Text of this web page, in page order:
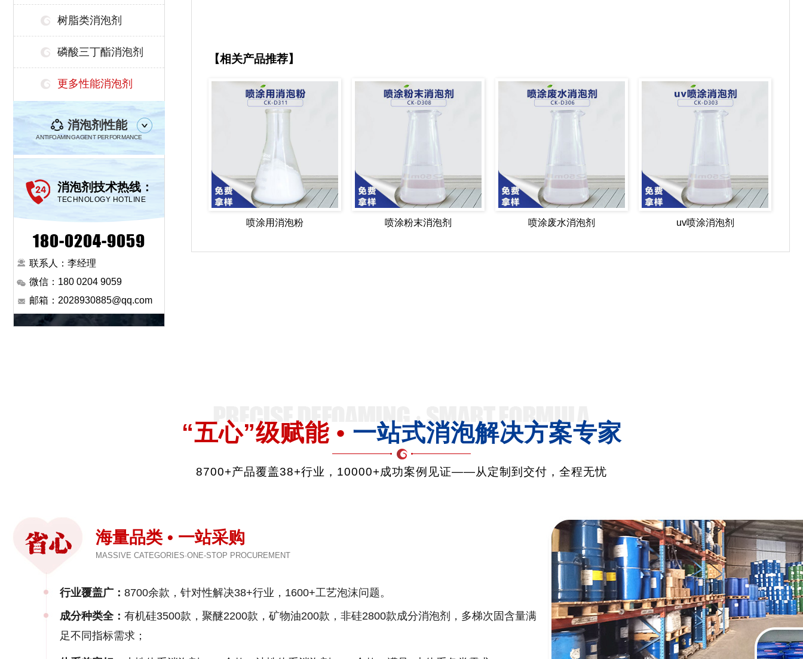
树脂类消泡剂
磷酸三丁酯消泡剂
更多性能消泡剂
消泡剂性能
ANTIFOAMING AGENT PERFORMANCE
消泡剂技术热线：
TECHNOLOGY HOTLINE
180-0204-9059
联系人：李经理
微信：180 0204 9059
邮箱：2028930885@qq.com
【相关产品推荐】
喷涂用消泡粉 喷涂粉末消泡剂 喷涂废水消泡剂 uv喷涂消泡剂
“五心”级赋能 • 一站式消泡解决方案专家
8700+产品覆盖38+行业，10000+成功案例见证——从定制到交付，全程无忧
海量品类 • 一站采购
MASSIVE CATEGORIES·ONE-STOP PROCUREMENT
行业覆盖广： 8700余款，针对性解决38+行业，1600+工艺泡沫问题。
成分种类全： 有机硅3500款，聚醚2200款，矿物油200款，非硅2800款成分消泡剂，多梯次固含量满
足不同指标需求；